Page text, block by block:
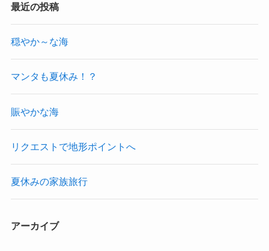
最近の投稿
穏やか～な海
マンタも夏休み！？
賑やかな海
リクエストで地形ポイントへ
夏休みの家族旅行
アーカイブ